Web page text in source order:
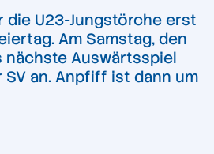
U23-Jungstörche erst
Am Samstag, den
nächste Auswärtsspiel
an. Anpfiff ist dann um